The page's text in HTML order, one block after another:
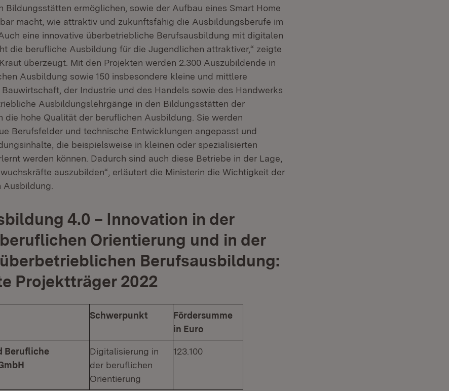
Bildungsstätten ermöglichen, sowie der Aufbau eines Smart Home
macht, wie attraktiv und zukunftsfähig die Ausbildungsberufe im
eine innovative überbetriebliche Berufsausbildung mit digitalen
die berufliche Ausbildung für die Jugendlichen attraktiver,“ zeigte
überzeugt. Mit den Projekten werden 2.300 Auszubildende in
Ausbildung sowie 150 insbesondere kleine und mittlere
Bauwirtschaft, der Industrie und des Handels sowie des Handwerks
Ausbildungslehrgänge in den Bildungsstätten der
die hohe Qualität der beruflichen Ausbildung. Sie werden
Berufsfelder und technische Entwicklungen angepasst und
die beispielsweise in kleinen oder spezialisierten
werden können. Dadurch sind auch diese Betriebe in der Lage,
auszubilden“, erläutert die Ministerin die Wichtigkeit der
4.0 – Innovation in der
Orientierung und in der
Berufsausbildung:
Projektträger 2022
Schwerpunkt
Fördersumme
in Euro
Berufliche
Digitalisierung in
der beruflichen
Orientierung
123.100